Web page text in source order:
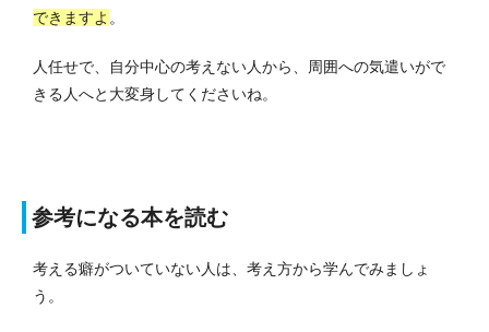
できますよ 。
人任せで、自分中心の考えない人から、周囲への気遣いがで
きる人へと大変身してくださいね。
参考になる本を読む
考える癖がついていない人は、考え方から学んでみましょ
う。